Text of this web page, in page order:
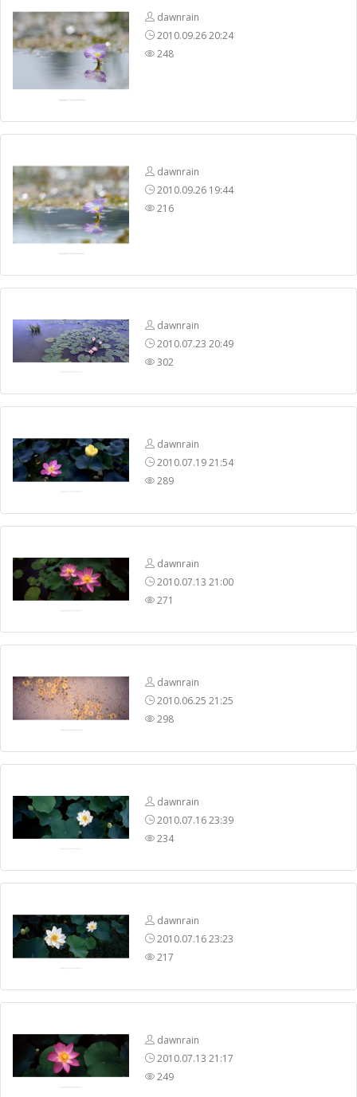
dawnrain
2010.09.26 20:24
248
dawnrain
2010.09.26 19:44
216
dawnrain
2010.07.23 20:49
302
dawnrain
2010.07.19 21:54
289
dawnrain
2010.07.13 21:00
271
dawnrain
2010.06.25 21:25
298
dawnrain
2010.07.16 23:39
234
dawnrain
2010.07.16 23:23
217
dawnrain
2010.07.13 21:17
249